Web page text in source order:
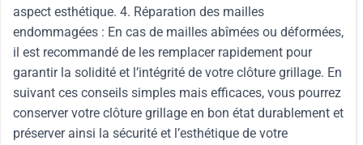
aspect esthétique. 4. Réparation des mailles
endommagées : En cas de mailles abîmées ou déformées,
il est recommandé de les remplacer rapidement pour
garantir la solidité et l’intégrité de votre clôture grillage. En
suivant ces conseils simples mais efficaces, vous pourrez
conserver votre clôture grillage en bon état durablement et
préserver ainsi la sécurité et l’esthétique de votre